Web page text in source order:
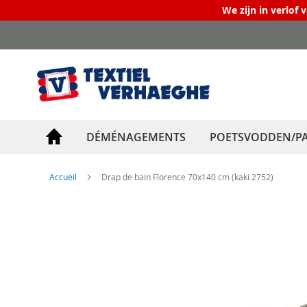
We zijn in verlof
au
DÉMÉNAGEMENTS POETSVODDEN/
Accueil Drap de bain Florence 70x140 cm (kaki 2752)